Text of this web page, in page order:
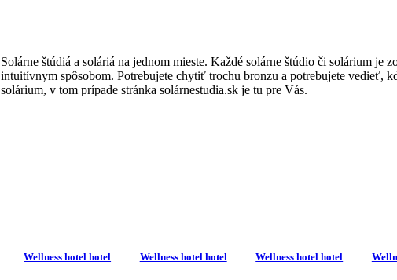
Solárne štúdiá a soláriá na jednom mieste. Každé solárne štúdio či solárium je
intuitívnym spôsobom. Potrebujete chytiť trochu bronzu a potrebujete vedieť,
solárium, v tom prípade stránka solárnestudia.sk je tu pre Vás.
Wellness hotel hotel Wellness hotel hotel Wellness hotel hotel